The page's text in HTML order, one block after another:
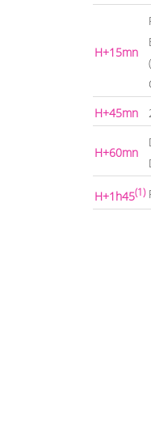
H+15mn
H+45mn
H+60mn
H+1h45(1)